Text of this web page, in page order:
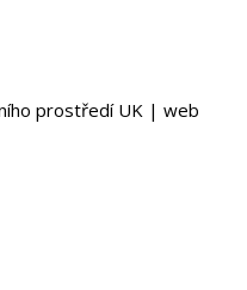
prostředí UK | web